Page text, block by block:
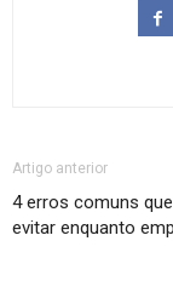
Artigo anterior
4 erros comuns
evitar enquanto